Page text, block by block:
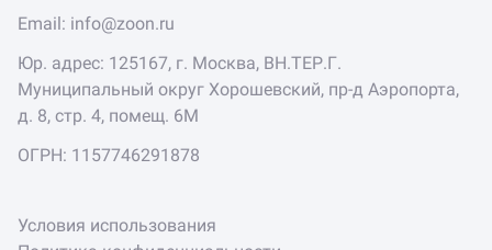
Email: info@zoon.ru
Юр. адрес: 125167, г. Москва, ВН.ТЕР.Г.
Муниципальный округ Хорошевский, пр-д Аэропорта,
д. 8, стр. 4, помещ. 6М
ОГРН: 1157746291878
Условия использования